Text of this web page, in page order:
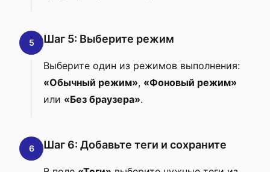
5 Шаг 5: Выберите режим
Выберите один из режимов выполнения:
«Обычный режим», «Фоновый режим»
или «Без браузера».
6 Шаг 6: Добавьте теги и сохраните